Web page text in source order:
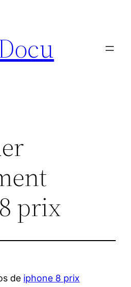
prix
de iphone 8 prix